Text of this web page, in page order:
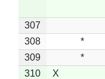
307
308
*
309
*
310
X